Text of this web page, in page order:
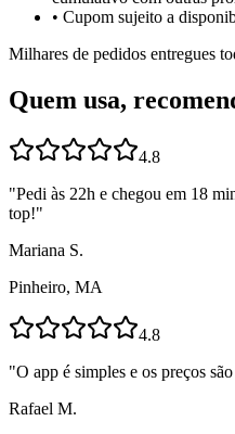
• Cupom sujeito a
Milhares de pedidos entregues
Quem usa,
4.8
"Pedi às 22h e chegou em 18
top!"
Mariana S.
Pinheiro, MA
4.8
"O app é simples e os preços
Rafael M.